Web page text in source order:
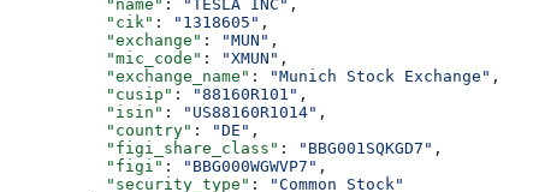
          "name"
: "TESLA INC" ,
          "cik"
: "1318605" ,
          "exchange"
: "MUN" ,
          "mic_code"
: "XMUN" ,
          "exchange_name"
: "Munich Stock Exchange" ,
          "cusip"
: "88160R101" ,
          "isin"
: "US88160R1014" ,
          "country"
: "DE" ,
          "figi_share_class"
: "BBG001SQKGD7" ,
          "figi"
: "BBG000WGWVP7" ,
          "security_type"
:
"Common Stock"